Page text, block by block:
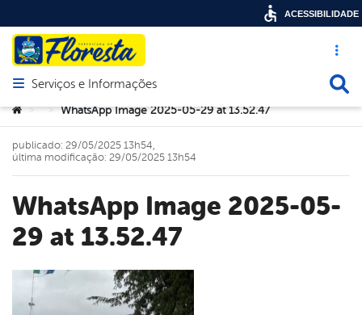
Acesso
Abrir menu principal de navegação
Serviços e Informações
Você está aqui:
> > WhatsApp Image 2025-05-29 at 13.52.47
WhatsApp Image 2025-05-
29 at 13.52.47
publicado: 29/05/2025 13h54,
última modificação: 29/05/2025 13h54
ACESSIBILIDADE